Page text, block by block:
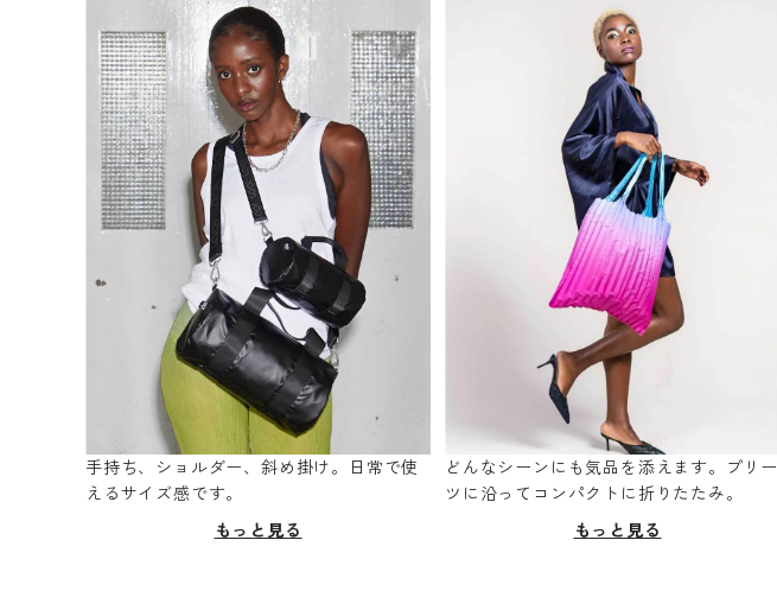
手持ち、ショルダー、斜め掛け。日常で使
えるサイズ感です。
もっと見る
どんなシーンにも気品を添えます。プリー
ツに沿ってコンパクトに折りたたみ。
もっと見る